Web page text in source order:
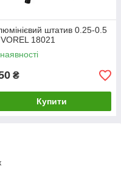
штатив 0.25-0.5
18021
₴
Купити